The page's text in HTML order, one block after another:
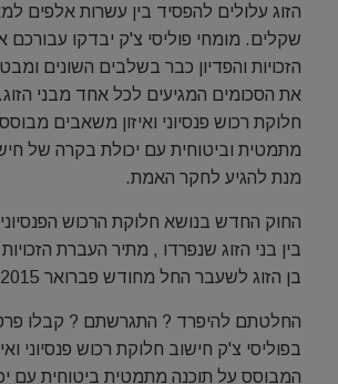
הזוג עלולים להפסיד בין עשרות אלפים
שקלים. מומחי פוליסי צ'ק יבדקו עבורכם
הזכויות והפדיון כבר בשלבים השונים
את הסכומים המגיעים לכל אחד מבני
חלוקת רכוש פנסיוני ואיזון משאבים
מתמטית וביטוחית עם יכולת בקרה של
מנת להגיע לחקר האמת.
החוק החדש בנושא חלוקת הרכוש
בין בני הזוג שנפרדו , מתיר העברת
בן הזוג לשעבר החל מחודש פברואר 2015.
החלטתם להיפרד ? התגרשתם ? קבלו
בפוליסי צ'ק חישוב חלוקת רכוש פנסיוני
המבוסס על תוכנה מתמטית ביטוחית עם